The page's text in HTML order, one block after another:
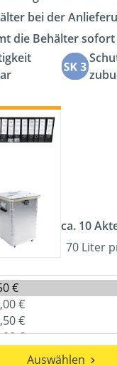
bei der
die Behälter
ca. 10
70 Liter
Auswählen